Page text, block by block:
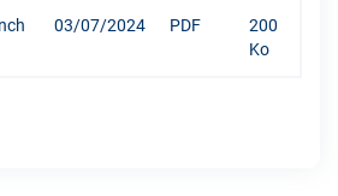
03/07/2024 PDF
200
Ko